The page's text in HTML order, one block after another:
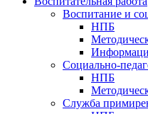
Воспитание и
НПБ
Социально-
НПБ
Служба